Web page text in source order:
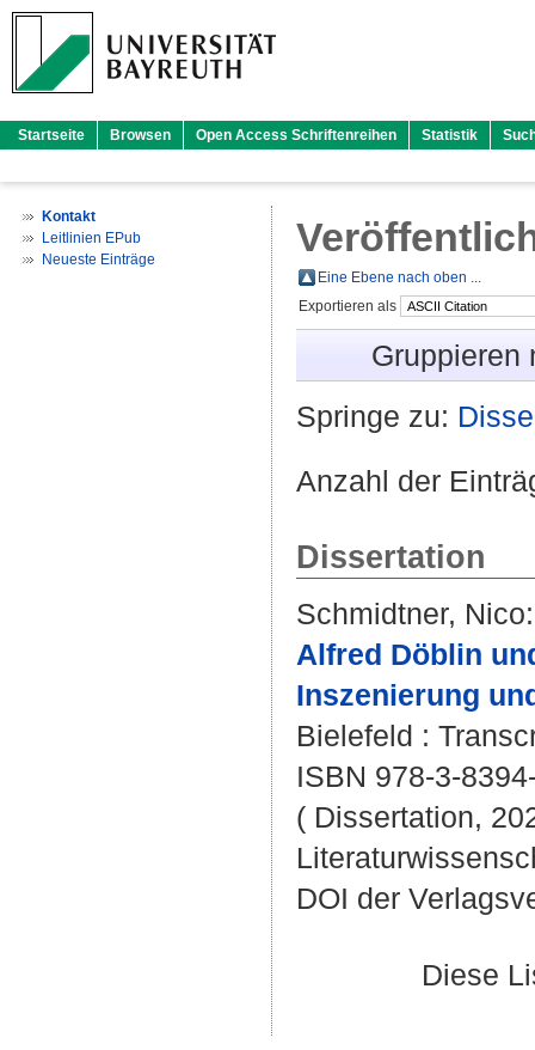
Startseite Browsen Open Access Schriftenreihen Statistik
Kontakt
Leitlinien EPub
Neueste Einträge
Eine Ebene nach oben ...
Exportieren als
Gruppieren
Springe zu:
Anzahl der
Dissertation
Schmidtner, Nico:
Alfred Döblin
Inszenierung
Bielefeld :
ISBN 978-3-
( Dissertation,
DOI der
Diese